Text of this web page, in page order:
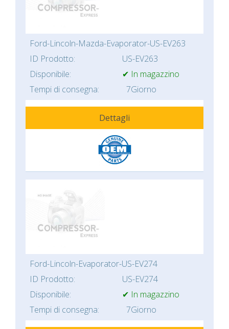
Ford-Lincoln-Mazda-Evaporator-US-EV263
ID Prodotto:
US-EV263
Disponibile:
✔ In magazzino
Tempi di consegna:
7Giorno
Dettagli
Ford-Lincoln-Evaporator-US-EV274
ID Prodotto:
US-EV274
Disponibile:
✔ In magazzino
Tempi di consegna:
7Giorno